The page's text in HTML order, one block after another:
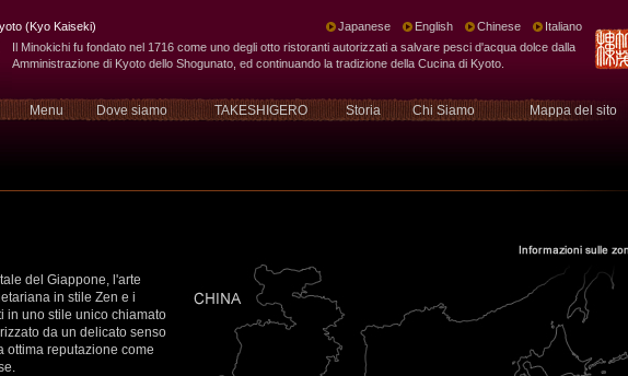
(Kyo Kaiseki) Japanese English Chinese
Italiano
Il Minokichi fu fondato nel 1716 come uno degli otto ristoranti autorizzati a salvare pesci d'acqua dolce dalla
Amministrazione di Kyoto dello Shogunato, ed continuando la tradizione della Cucina di Kyoto.
Menu Dove siamo TAKESHIGERO Storia Chi Siamo Mappa del sito
del Giappone, l'arte
in stile Zen e i
in uno stile unico chiamato
da un delicato senso
ottima reputazione come